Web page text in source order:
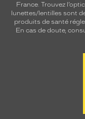
France. Trouvez
lunettes/lentilles sont
produits de santé
En cas de doute,